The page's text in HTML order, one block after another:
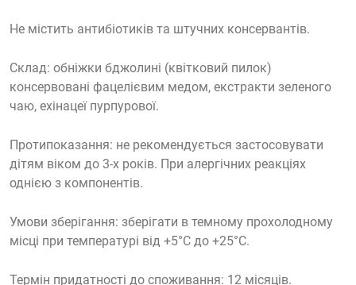
Не містить антибіотиків та штучних консервантів.
Склад: обніжки бджолині (квітковий пилок)
консервовані фацелієвим медом, екстракти зеленого
чаю, ехінацеї пурпурової.
Протипоказання: не рекомендується застосовувати
дітям віком до 3-х років. При алергічних реакціях
однією з компонентів.
Умови зберігання: зберігати в темному прохолодному
місці при температурі від +5°С до +25°С.
Термін придатності до споживання: 12 місяців.